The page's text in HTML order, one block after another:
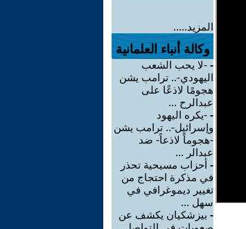
المزيد.....
وكالة أنباء العلمانية
- -لا يحب الشعب
اليهودي-.. ترامب يشن
هجومًا لاذعًا على
عبدالرح ...
- -يكره اليهود
وإسرائيل-.. ترامب يشن
-هجوماً لاذعاً- ضد
عبدالر ...
- أحزاب مسيحية تحذر
في مذكرة احتجاج من
تغيير ديموغرافي في
سهل ...
- بيزشكيان يكشف عن